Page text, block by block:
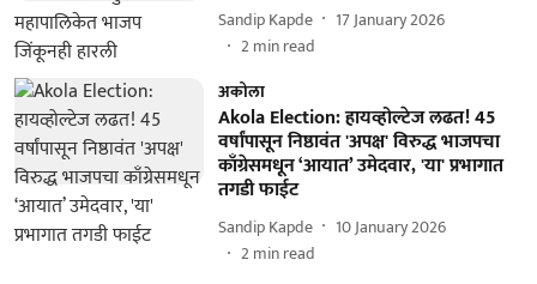
Sandip Kapde
17 January 2026
2min read
अकोला
Akola Election: हायव्होल्टेज लढत! 45
वर्षांपासून निष्ठावंत 'अपक्ष' विरुद्ध भाजपचा
काँग्रेसमधून ‘आयात’ उमेदवार, 'या' प्रभागात
तगडी फाईट
Sandip Kapde
10 January 2026
2min read